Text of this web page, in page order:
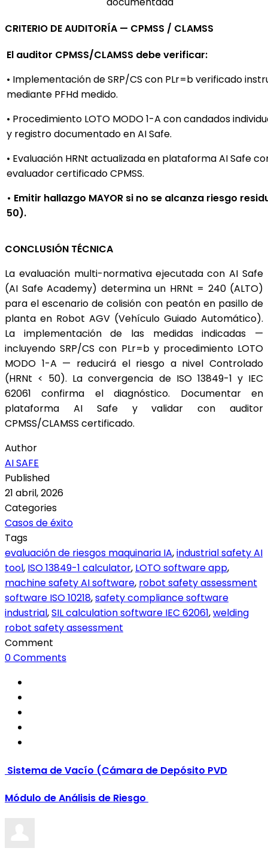
CRITERIO DE AUDITORÍA — CPMSS / CLAMSS
El auditor CPMSS/CLAMSS debe verificar:
• Implementación de SRP/CS con PLr=b verificado
mediante PFHd medido.
• Procedimiento LOTO MODO 1-A con candados
y registro documentado en AI Safe.
• Evaluación HRNt actualizada en plataforma AI Safe
evaluador certificado CPMSS.
• Emitir hallazgo MAYOR si no se alcanza riesgo
50).
CONCLUSIÓN TÉCNICA
La evaluación multi-normativa ejecutada con AI Safe
(AI Safe Academy) determina un HRNt = 240 (ALTO)
para el escenario de colisión con peatón en pasillo de
planta en Robot AGV (Vehículo Guiado Automático).
La implementación de las medidas indicadas —
incluyendo SRP/CS con PLr=b y procedimiento LOTO
MODO 1-A — reducirá el riesgo a nivel Controlado
(HRNt < 50). La convergencia de ISO 13849-1 y IEC
62061 confirma el diagnóstico. Documentar en
plataforma AI Safe y validar con auditor
CPMSS/CLAMSS certificado.
Author
AI SAFE
Published
21 abril, 2026
Categories
Casos de éxito
Tags
evaluación de riesgos maquinaria IA,industrial safety AI
tool, ISO 13849-1 calculator, LOTO software app,
machine safety AI software, robot safety assessment
software ISO 10218,safety compliance software
industrial,SIL calculation software IEC 62061,welding
robot safety assessment
Comment
0 Comments
Sistema de Vacío (Cámara de Depósito PVD
Módulo de Análisis de Riesgo